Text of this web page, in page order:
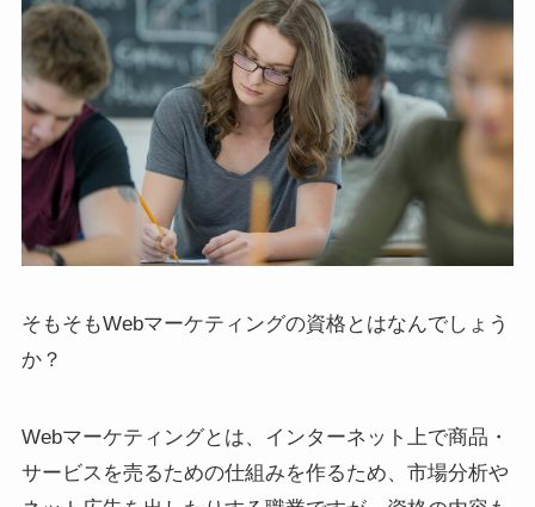
そもそもWebマーケティングの資格とはなんでしょう
か？
Webマーケティングとは、インターネット上で商品・
サービスを売るための仕組みを作るため、市場分析や